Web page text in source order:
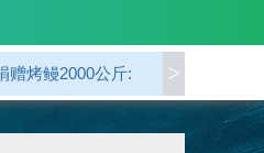
赠烤鳗2000公斤:
5000公斤:
>